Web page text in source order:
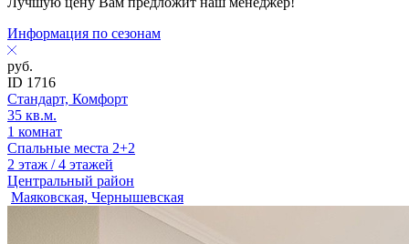
Информация по сезонам
руб.
ID 1716
Стандарт, Комфорт
35 кв.м.
1 комнат
Спальные места 2+2
2 этаж / 4 этажей
Центральный район
Маяковская, Чернышевская